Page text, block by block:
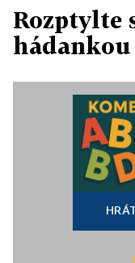
Rozptylte
hádankou